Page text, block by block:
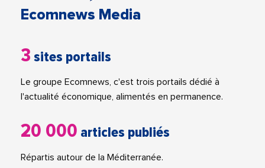
Ecomnews Media
3 sites portails
Le groupe Ecomnews, c'est trois portails dédié à
l'actualité économique, alimentés en permanence.
20 000 articles publiés
Répartis autour de la Méditerranée.